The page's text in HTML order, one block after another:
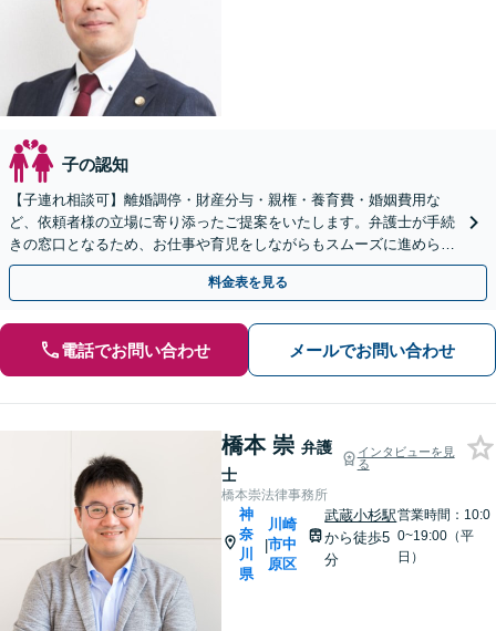
子の認知
【子連れ相談可】離婚調停・財産分与・親権・養育費・婚姻費用な
ど、依頼者様の立場に寄り添ったご提案をいたします。弁護士が手続
きの窓口となるため、お仕事や育児をしながらもスムーズに進められ
ます。【相模原駅徒歩12分】【秘密厳守】
料金表を見る
電話でお問い合わせ メールでお問い合わせ
橋本 崇 弁護
士
インタビューを見
る
橋本崇法律事務所
神
奈
川
県
|
川崎
市中
原区
武蔵小杉駅
から徒歩5
分
営業時間：10:0
0~19:00（平
日）